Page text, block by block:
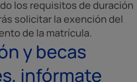
los requisitos de duración
solicitar la exención del
de la matrícula.
y becas
infórmate